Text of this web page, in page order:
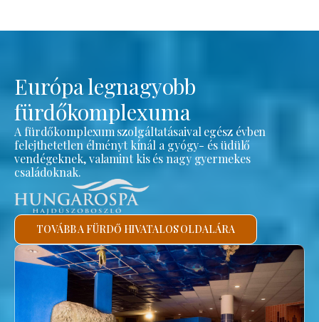
Európa legnagyobb
fürdőkomplexuma
A fürdőkomplexum szolgáltatásaival egész évben
felejthetetlen élményt kínál a gyógy- és üdülő
vendégeknek, valamint kis és nagy gyermekes
családoknak.
TOVÁBB A FÜRDŐ HIVATALOS OLDALÁRA